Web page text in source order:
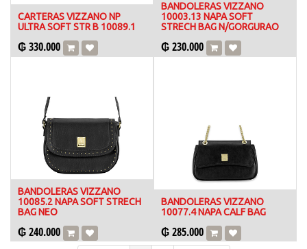
CARTERAS VIZZANO NP
ULTRA SOFT STR B 10089.1
₲330.000
BANDOLERAS VIZZANO
10003.13 NAPA SOFT
STRECH BAG N/GORGURAO
₲230.000
BANDOLERAS VIZZANO
10085.2 NAPA SOFT STRECH
BAG NEO
₲240.000
BANDOLERAS VIZZANO
10077.4 NAPA CALF BAG
₲285.000